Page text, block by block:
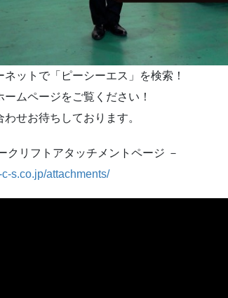
ネットで「ピーシーエス」を検索！
ームページをご覧ください！
わせお待ちしております。
クリフトアタッチメントページ －
c-s.co.jp/attachments/